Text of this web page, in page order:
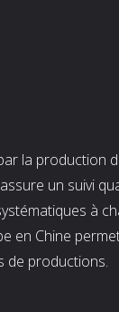
la production
un suivi
à
en Chine
de productions.